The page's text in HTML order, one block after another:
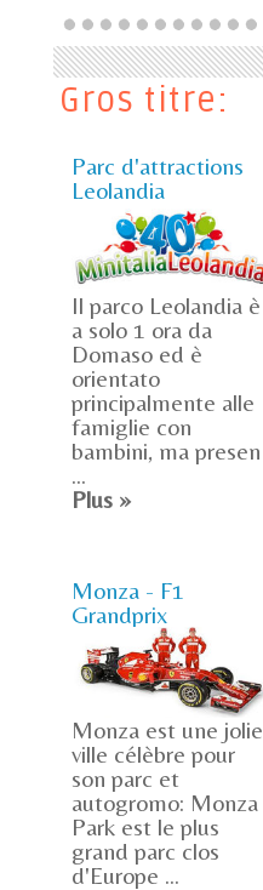
Gros titre:
Parc d'attractions
Leolandia
Il parco Leolandia è
a solo 1 ora da
Domaso ed è
orientato
principalmente alle
famiglie con
bambini, ma presen
...
Plus »
Monza - F1
Grandprix
Monza est une jolie
ville célèbre pour
son parc et
autogromo: Monza
Park est le plus
grand parc clos
d'Europe ...